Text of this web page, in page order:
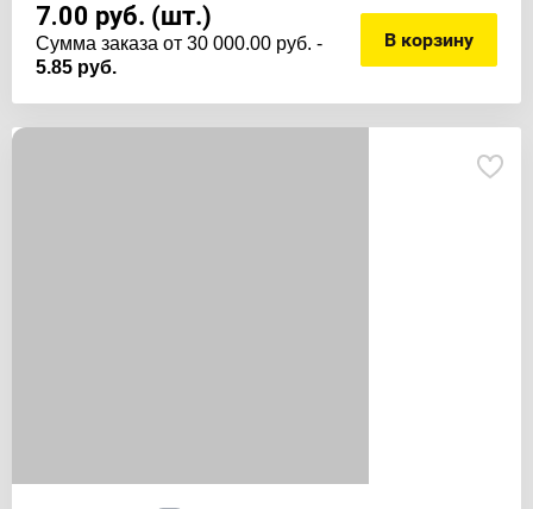
7.00 руб. (шт.)
Cумма заказа от 30 000.00 руб. -
5.85 руб.
В корзину